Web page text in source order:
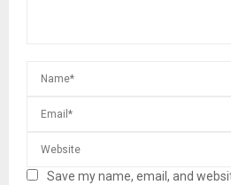
Save my name, email, and